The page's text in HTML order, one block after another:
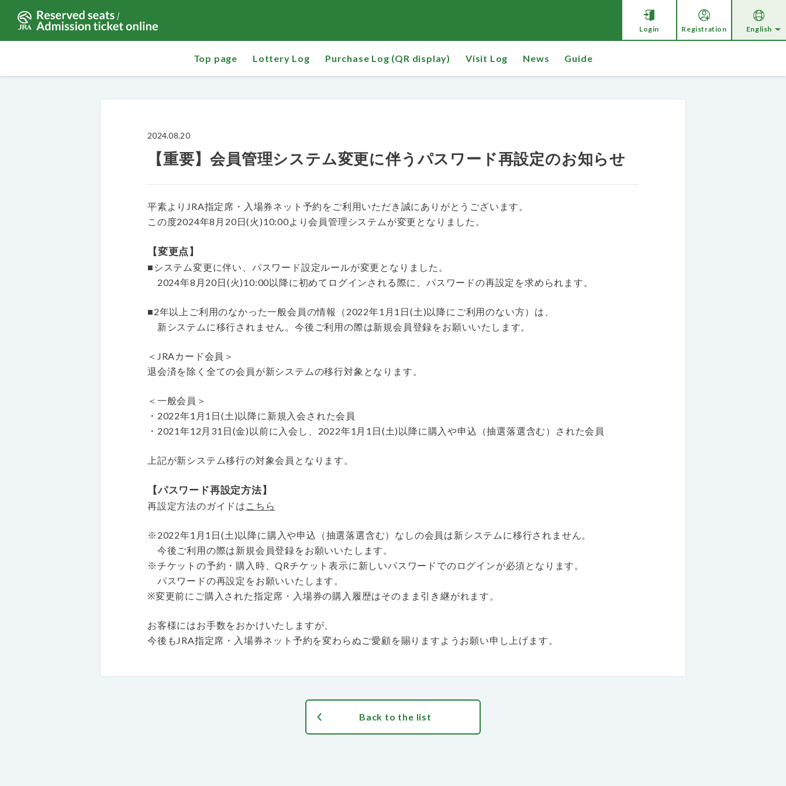
Login Registration English
Top page Lottery Log Purchase Log (QR display) Visit Log News Guide
2024.08.20
【重要】会員管理システム変更に伴うパスワード再設定のお知らせ
平素よりJRA指定席・入場券ネット予約をご利用いただき誠にありがとうございます。
この度2024年8月20日(火)10:00より会員管理システムが変更となりました。
【変更点】
■システム変更に伴い、パスワード設定ルールが変更となりました。
2024年8月20日(火)10:00以降に初めてログインされる際に、パスワードの再設定を求められます。
■2年以上ご利用のなかった一般会員の情報（2022年1月1日(土)以降にご利用のない方）は、
新システムに移行されません。今後ご利用の際は新規会員登録をお願いいたします。
＜JRAカード会員＞
退会済を除く全ての会員が新システムの移行対象となります。
＜一般会員＞
・2022年1月1日(土)以降に新規入会された会員
・2021年12月31日(金)以前に入会し、2022年1月1日(土)以降に購入や申込（抽選落選含む）された会員
上記が新システム移行の対象会員となります。
【パスワード再設定方法】
再設定方法のガイドは こちら
※2022年1月1日(土)以降に購入や申込（抽選落選含む）なしの会員は新システムに移行されません。
今後ご利用の際は新規会員登録をお願いいたします。
※チケットの予約・購入時、QRチケット表示に新しいパスワードでのログインが必須となります。
パスワードの再設定をお願いいたします。
※変更前にご購入された指定席・入場券の購入履歴はそのまま引き継がれます。
お客様にはお手数をおかけいたしますが、
今後もJRA指定席・入場券ネット予約を変わらぬご愛顧を賜りますようお願い申し上げます。
Back to the list